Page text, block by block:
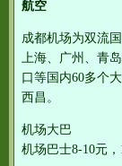
航空
成都机场为双流
上海、广州、青
口等国内60多个
西昌。
机场大巴
机场巴士8-10元，